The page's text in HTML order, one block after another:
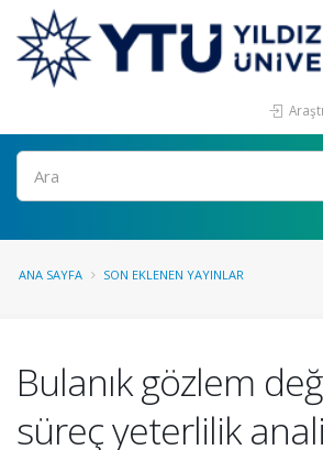
Ara
ANA SAYFA SON EKLENEN YAYINLAR
Bulanık gözlem
süreç yeterlilik